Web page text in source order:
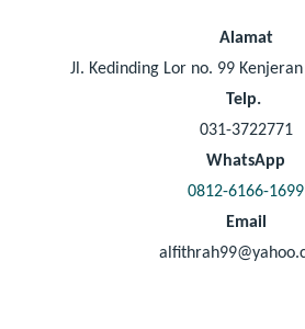
Alamat
Jl. Kedinding Lor no. 99
Telp.
031-3722771
WhatsApp
0812-6166-1699
Email